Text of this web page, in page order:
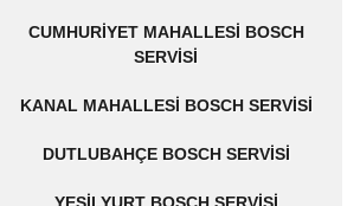
CUMHURIYET MAHALLESI BOSCH
SERVISI
KANAL MAHALLESI BOSCH SERVISI
DUTLUBAHÇE BOSCH SERVISI